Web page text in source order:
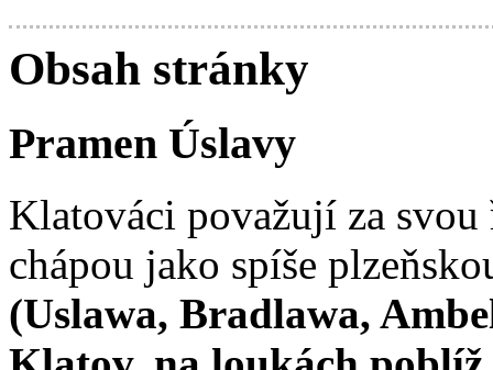
Obsah stránky
Pramen Úslavy
Klatováci považují za
chápou jako spíše
(Uslawa, Bradlawa,